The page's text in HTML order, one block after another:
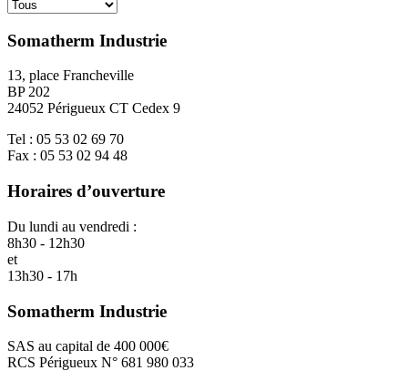
Somatherm Industrie
13, place Francheville
BP 202
24052 Périgueux CT Cedex 9
Tel : 05 53 02 69 70
Fax : 05 53 02 94 48
Horaires d’ouverture
Du lundi au vendredi :
8h30 - 12h30
et
13h30 - 17h
Somatherm Industrie
SAS au capital de 400 000€
RCS Périgueux N° 681 980 033